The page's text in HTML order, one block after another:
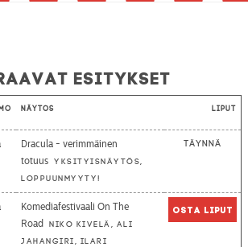
esitykset
Näytös Liput
Dracula - verimmäinen
totuus Yksityisnäytös,
loppuunmyyty!
Täynnä
Komediafestivaali On The
Road
Niko Kivelä, Ali
Jahangiri, Ilari
Osta liput